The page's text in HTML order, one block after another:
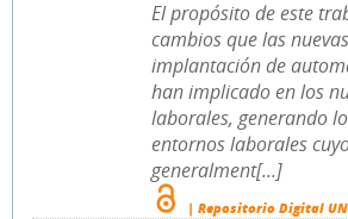
El propósito de este
cambios que las
implantación de
han implicado en los
laborales, generando
entornos laborales
generalment[...]
| Repositorio Digital